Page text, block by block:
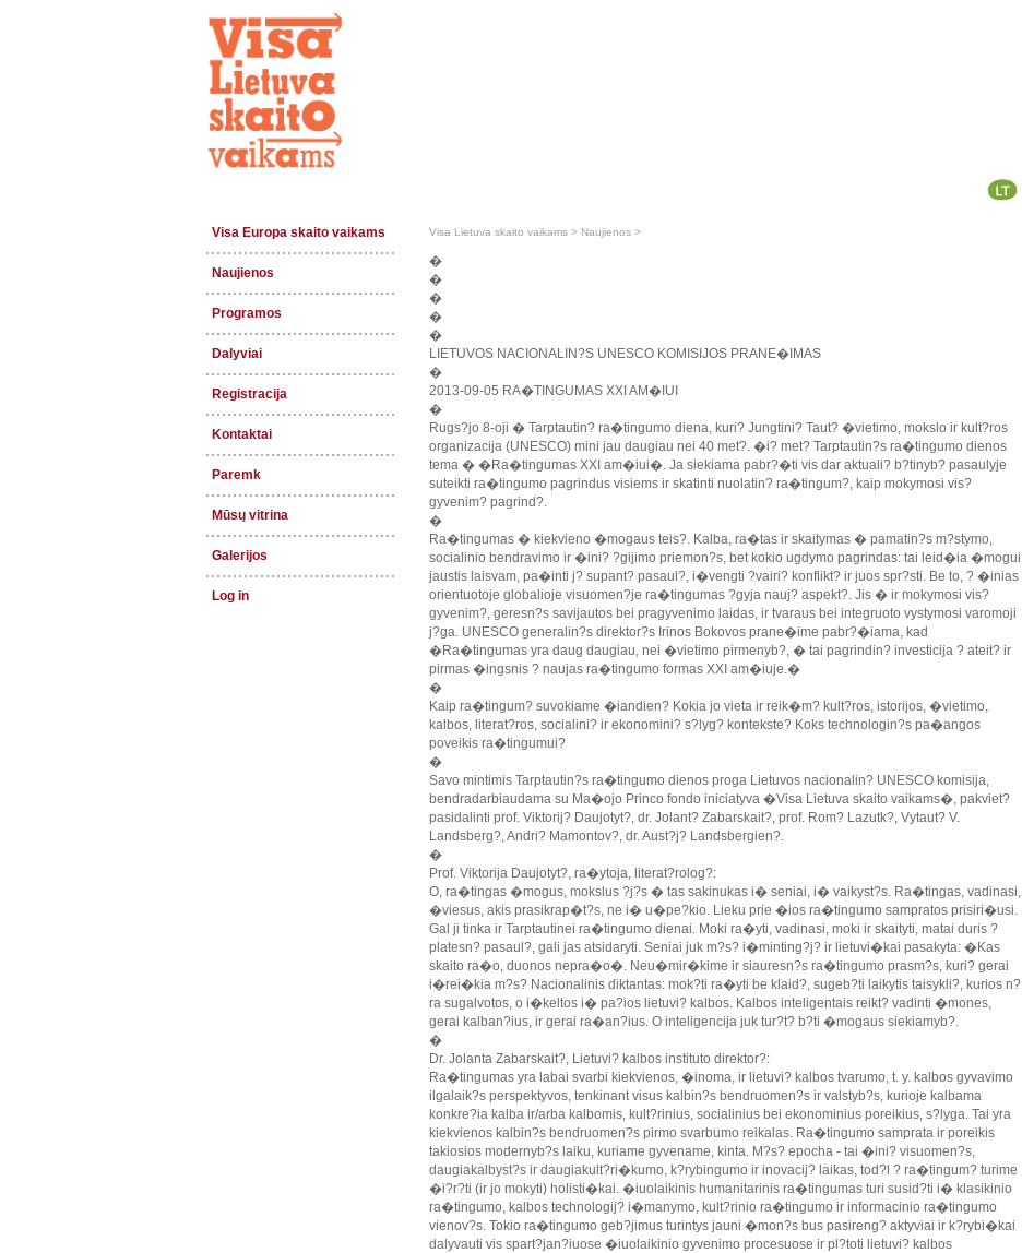
Visa Europa skaito vaikams
Naujienos
Programos
Dalyviai
Registracija
Kontaktai
Paremk
Mūsų vitrina
Galerijos
Log in
Visa Lietuva skaito vaikams > Naujienos >
�
�
�
�
�
LIETUVOS NACIONALIN?S UNESCO KOMISIJOS PRANE�IMAS
�
2013-09-05 RA�TINGUMAS XXI AM�IUI
�
Rugs?jo 8-oji � Tarptautin? ra�tingumo diena, kuri? Jungtini? Taut? �vietimo, mokslo ir kult?ros
organizacija (UNESCO) mini jau daugiau nei 40 met?. �i? met? Tarptautin?s ra�tingumo dienos
tema � �Ra�tingumas XXI am�iui�. Ja siekiama pabr?�ti vis dar aktuali? b?tinyb? pasaulyje
suteikti ra�tingumo pagrindus visiems ir skatinti nuolatin? ra�tingum?, kaip mokymosi vis?
gyvenim? pagrind?.
�
Ra�tingumas � kiekvieno �mogaus teis?. Kalba, ra�tas ir skaitymas � pamatin?s m?stymo,
socialinio bendravimo ir �ini? ?gijimo priemon?s, bet kokio ugdymo pagrindas: tai leid�ia �mogui
jaustis laisvam, pa�inti j? supant? pasaul?, i�vengti ?vairi? konflikt? ir juos spr?sti. Be to, ? �inias
orientuotoje globalioje visuomen?je ra�tingumas ?gyja nauj? aspekt?. Jis � ir mokymosi vis?
gyvenim?, geresn?s savijautos bei pragyvenimo laidas, ir tvaraus bei integruoto vystymosi varomoji
j?ga. UNESCO generalin?s direktor?s Irinos Bokovos prane�ime pabr?�iama, kad
�Ra�tingumas yra daug daugiau, nei �vietimo pirmenyb?, � tai pagrindin? investicija ? ateit? ir
pirmas �ingsnis ? naujas ra�tingumo formas XXI am�iuje.�
�
Kaip ra�tingum? suvokiame �iandien? Kokia jo vieta ir reik�m? kult?ros, istorijos, �vietimo,
kalbos, literat?ros, socialini? ir ekonomini? s?lyg? kontekste? Koks technologin?s pa�angos
poveikis ra�tingumui?
�
Savo mintimis Tarptautin?s ra�tingumo dienos proga Lietuvos nacionalin? UNESCO komisija,
bendradarbiaudama su Ma�ojo Princo fondo iniciatyva �Visa Lietuva skaito vaikams�, pakviet?
pasidalinti prof. Viktorij? Daujotyt?, dr. Jolant? Zabarskait?, prof. Rom? Lazutk?, Vytaut? V.
Landsberg?, Andri? Mamontov?, dr. Aust?j? Landsbergien?.
�
Prof. Viktorija Daujotyt?, ra�ytoja, literat?rolog?:
O, ra�tingas �mogus, mokslus ?j?s � tas sakinukas i� seniai, i� vaikyst?s. Ra�tingas, vadinasi,
�viesus, akis prasikrap�t?s, ne i� u�pe?kio. Lieku prie �ios ra�tingumo sampratos prisiri�usi.
Gal ji tinka ir Tarptautinei ra�tingumo dienai. Moki ra�yti, vadinasi, moki ir skaityti, matai duris ?
platesn? pasaul?, gali jas atsidaryti. Seniai juk m?s? i�minting?j? ir lietuvi�kai pasakyta: �Kas
skaito ra�o, duonos nepra�o�. Neu�mir�kime ir siauresn?s ra�tingumo prasm?s, kuri? gerai
i�rei�kia m?s? Nacionalinis diktantas: mok?ti ra�yti be klaid?, sugeb?ti laikytis taisykli?, kurios n?
ra sugalvotos, o i�keltos i� pa?ios lietuvi? kalbos. Kalbos inteligentais reikt? vadinti �mones,
gerai kalban?ius, ir gerai ra�an?ius. O inteligencija juk tur?t? b?ti �mogaus siekiamyb?.
�
Dr. Jolanta Zabarskait?, Lietuvi? kalbos instituto direktor?:
Ra�tingumas yra labai svarbi kiekvienos, �inoma, ir lietuvi? kalbos tvarumo, t. y. kalbos gyvavimo
ilgalaik?s perspektyvos, tenkinant visus kalbin?s bendruomen?s ir valstyb?s, kurioje kalbama
konkre?ia kalba ir/arba kalbomis, kult?rinius, socialinius bei ekonominius poreikius, s?lyga. Tai yra
kiekvienos kalbin?s bendruomen?s pirmo svarbumo reikalas. Ra�tingumo samprata ir poreikis
takiosios modernyb?s laiku, kuriame gyvename, kinta. M?s? epocha - tai �ini? visuomen?s,
daugiakalbyst?s ir daugiakult?ri�kumo, k?rybingumo ir inovacij? laikas, tod?l ? ra�tingum? turime
�i?r?ti (ir jo mokyti) holisti�kai. �iuolaikinis humanitarinis ra�tingumas turi susid?ti i� klasikinio
ra�tingumo, kalbos technologij? i�manymo, kult?rinio ra�tingumo ir informacinio ra�tingumo
vienov?s. Tokio ra�tingumo geb?jimus turintys jauni �mon?s bus pasireng? aktyviai ir k?rybi�kai
dalyvauti vis spart?jan?iuose �iuolaikinio gyvenimo procesuose ir pl?toti lietuvi? kalbos